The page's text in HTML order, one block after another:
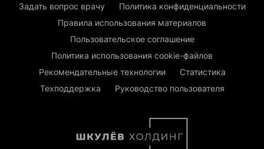
Задать вопрос врачу
Политика конфиденциальности
Правила использования материалов
Пользовательское соглашение
Политика использования cookie-файлов
Рекомендательные технологии
Статистика
Техподдержка
Руководство пользователя